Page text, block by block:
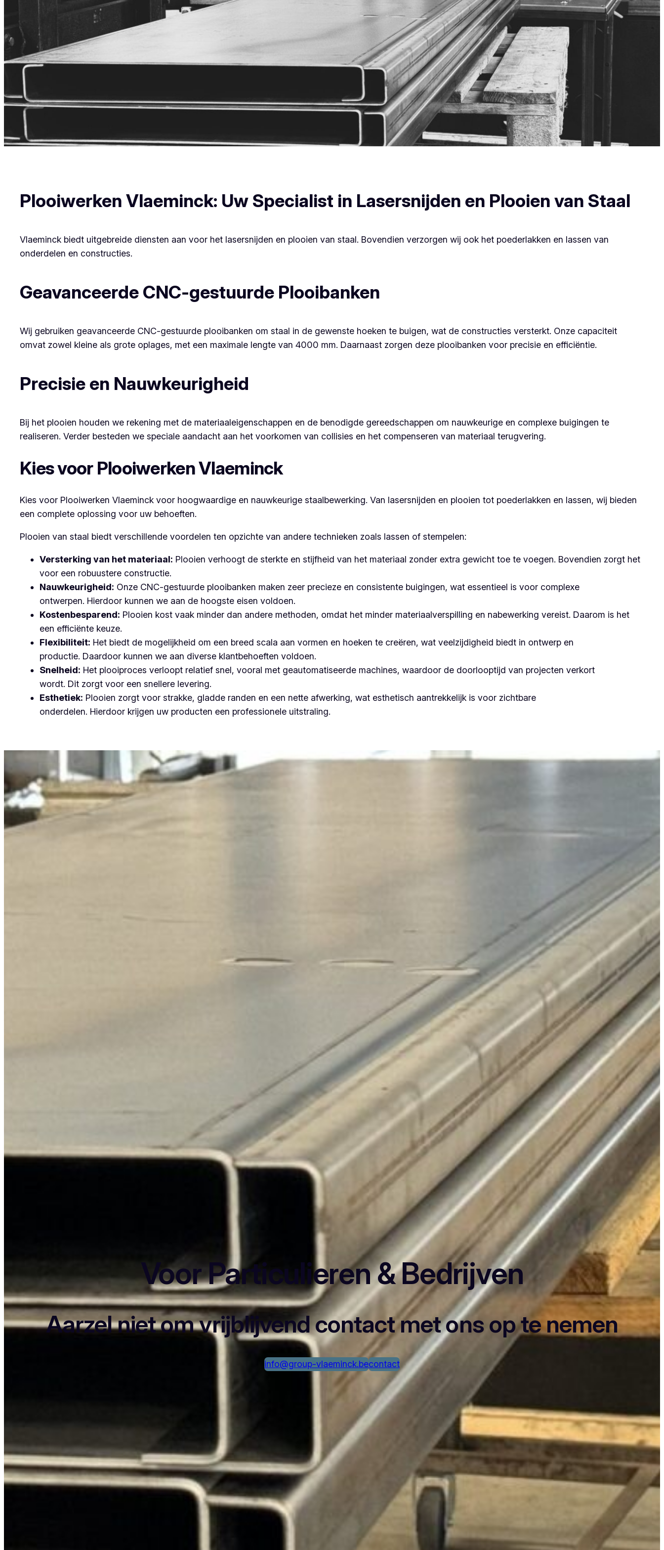
Plooiwerken Vlaeminck: Uw Specialist in Lasersnijden en Plooien van Staal
Vlaeminck biedt uitgebreide diensten aan voor het lasersnijden en plooien van staal. Bovendien verzorgen wij ook het poederlakken en lassen van
onderdelen en constructies.
Geavanceerde CNC-gestuurde Plooibanken
Wij gebruiken geavanceerde CNC-gestuurde plooibanken om staal in de gewenste hoeken te buigen, wat de constructies versterkt. Onze capaciteit
omvat zowel kleine als grote oplages, met een maximale lengte van 4000 mm. Daarnaast zorgen deze plooibanken voor precisie en efficiëntie.
Precisie en Nauwkeurigheid
Bij het plooien houden we rekening met de materiaaleigenschappen en de benodigde gereedschappen om nauwkeurige en complexe buigingen te
realiseren. Verder besteden we speciale aandacht aan het voorkomen van collisies en het compenseren van materiaal terugvering.
Kies voor Plooiwerken Vlaeminck
Kies voor Plooiwerken Vlaeminck voor hoogwaardige en nauwkeurige staalbewerking. Van lasersnijden en plooien tot poederlakken en lassen, wij bieden
een complete oplossing voor uw behoeften.
Plooien van staal biedt verschillende voordelen ten opzichte van andere technieken zoals lassen of stempelen:
Versterking van het materiaal: Plooien verhoogt de sterkte en stijfheid van het materiaal zonder extra gewicht toe te voegen. Bovendien zorgt het
voor een robuustere constructie.
Nauwkeurigheid: Onze CNC-gestuurde plooibanken maken zeer precieze en consistente buigingen, wat essentieel is voor complexe
ontwerpen. Hierdoor kunnen we aan de hoogste eisen voldoen.
Kostenbesparend: Plooien kost vaak minder dan andere methoden, omdat het minder materiaalverspilling en nabewerking vereist. Daarom is het
een efficiënte keuze.
Flexibiliteit: Het biedt de mogelijkheid om een breed scala aan vormen en hoeken te creëren, wat veelzijdigheid biedt in ontwerp en
productie. Daardoor kunnen we aan diverse klantbehoeften voldoen.
Snelheid: Het plooiproces verloopt relatief snel, vooral met geautomatiseerde machines, waardoor de doorlooptijd van projecten verkort
wordt. Dit zorgt voor een snellere levering.
Esthetiek: Plooien zorgt voor strakke, gladde randen en een nette afwerking, wat esthetisch aantrekkelijk is voor zichtbare
onderdelen. Hierdoor krijgen uw producten een professionele uitstraling.
Voor Particulieren & Bedrijven
Aarzel niet om vrijblijvend contact met ons op te nemen
info@group-vlaeminck.becontact